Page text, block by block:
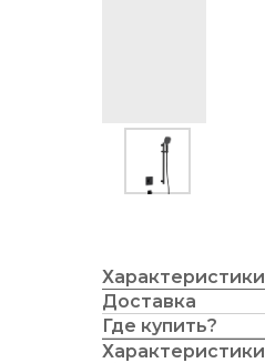
Характеристики
Доставка
Где купить?
Характеристики